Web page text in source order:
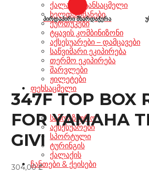
ქალაქის ტანსაცმელი
ხელთათმანები
ქურთუკები
ტყავის კომბინიზონი
აქსესუარები – დამცავები
საწვიმარი ეკიპირება
თერმო ეკიპირება
შარვლები
ჟილეტები
ფეხსაცმელი
სამოგზაურო
აქსესუარები
სპორტული
ტურინგის
ქალაქის
ჩანთები & ქეისები
პირდაპირი მხარდაჭერა
347F TOP BOX
FOR YAMAHA
GIVI
304,00₾